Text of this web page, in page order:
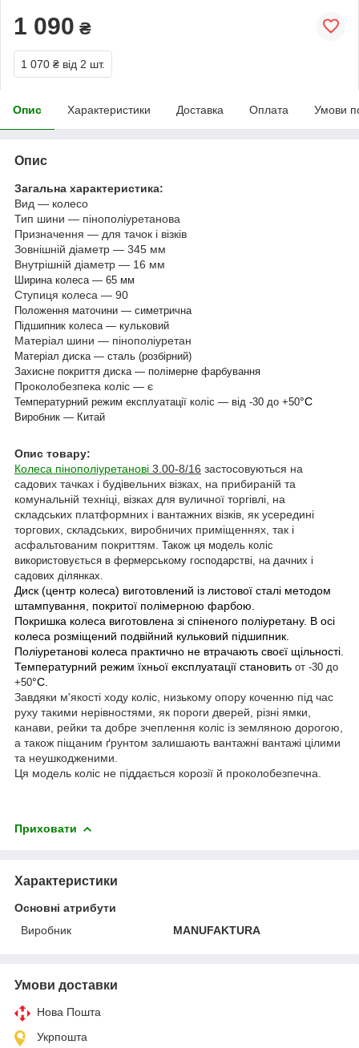
1 090 ₴
1 070 ₴ від 2 шт.
Опис Характеристики Доставка Оплата Умови
Опис
Загальна характеристика:
Вид — колесо
Тип шини — пінополіуретанова
Призначення — для тачок і візків
Зовнішній діаметр — 345 мм
Внутрішній діаметр — 16 мм
Ширина колеса — 65 мм
Ступиця колеса — 90
Положення маточини — симетрична
Підшипник колеса — кульковий
Матеріал шини — пінополіуретан
Матеріал диска — сталь (розбірний)
Захисне покриття диска — полімерне фарбування
Проколобезпека коліс — є
Температурний режим експлуатації коліс — від -30 до +50°С
Виробник — Китай
Опис товару:
Колеса пінополіуретанові 3.00-8/16 застосовуються на
садових тачках і будівельних візках, на прибираній та
комунальній техніці, візках для вуличної торгівлі, на
складських платформних і вантажних візків, як усередині
торгових, складських, виробничих приміщеннях, так і
асфальтованим покриттям. Також ця модель коліс
використовується в фермерському господарстві, на дачних і
садових ділянках.
Диск (центр колеса) виготовлений із листової сталі методом
штампування, покритої полімерною фарбою.
Покришка колеса виготовлена зі спіненого поліуретану. В осі
колеса розміщений подвійний кульковий підшипник.
Поліуретанові колеса практично не втрачають своєї щільності.
Температурний режим їхньої експлуатації становить от -30 до
+50°С.
Завдяки м'якості ходу коліс, низькому опору коченню під час
руху такими нерівностями, як пороги дверей, різні ямки,
канави, рейки та добре зчеплення коліс із земляною дорогою,
а також піщаним ґрунтом залишають вантажні вантажі цілими
та неушкодженими.
Ця модель коліс не піддається корозії й проколобезпечна.
Приховати
Характеристики
Основні атрибути
Виробник
MANUFAKTURA
Умови доставки
Нова Пошта
Укрпошта